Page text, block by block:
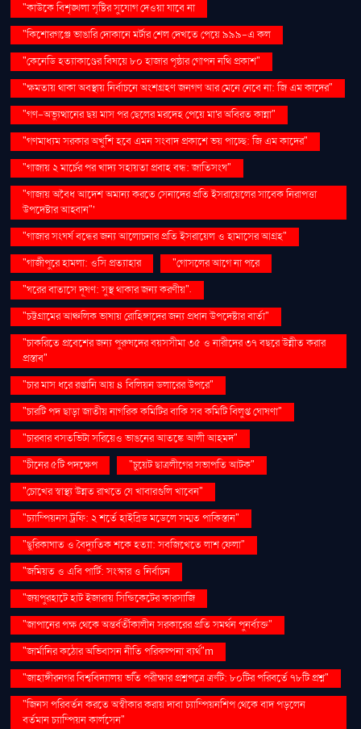
"কাউকে বিশৃঙ্খলা সৃষ্টির সুযোগ দেওয়া যাবে না
"কিশোরগঞ্জে ভাঙারি দোকানে মর্টার শেল দেখতে পেয়ে ৯৯৯-এ কল
"কেনেডি হত্যাকাণ্ডের বিষয়ে ৮০ হাজার পৃষ্ঠার গোপন নথি প্রকাশ"
"ক্ষমতায় থাকা অবস্থায় নির্বাচনে অংশগ্রহণ জনগণ আর মেনে নেবে না: জি এম কাদের"
"গণ–অভ্যুত্থানের ছয় মাস পর ছেলের মরদেহ পেয়ে মা'র অবিরত কান্না"
"গণমাধ্যম সরকার অখুশি হবে এমন সংবাদ প্রকাশে ভয় পাচ্ছে: জি এম কাদের"
"গাজায় ২ মার্চের পর খাদ্য সহায়তা প্রবাহ বন্ধ: জাতিসংঘ"
"গাজায় অবৈধ আদেশ অমান্য করতে সেনাদের প্রতি ইসরায়েলের সাবেক নিরাপত্তা
উপদেষ্টার আহ্বান"'
"গাজার সংঘর্ষ বন্ধের জন্য আলোচনার প্রতি ইসরায়েল ও হামাসের আগ্রহ"
"গাজীপুরে হামলা: ওসি প্রত্যাহার
"গোসলের আগে না পরে
"ঘরের বাতাসে দূষণ: সুস্থ থাকার জন্য করণীয়".
"চট্টগ্রামের আঞ্চলিক ভাষায় রোহিঙ্গাদের জন্য প্রধান উপদেষ্টার বার্তা"
"চাকরিতে প্রবেশের জন্য পুরুষদের বয়সসীমা ৩৫ ও নারীদের ৩৭ বছরে উন্নীত করার
প্রস্তাব"
"চার মাস ধরে রপ্তানি আয় ৪ বিলিয়ন ডলারের উপরে"
"চারটি পদ ছাড়া জাতীয় নাগরিক কমিটির বাকি সব কমিটি বিলুপ্ত ঘোষণা"
"চারবার বসতভিটা সরিয়েও ভাঙনের আতঙ্কে আলী আহমদ"
"চীনের ৫টি পদক্ষেপ
"চুয়েট ছাত্রলীগের সভাপতি আটক"
"চোখের স্বাস্থ্য উন্নত রাখতে যে খাবারগুলি খাবেন"
"চ্যাম্পিয়নস ট্রফি: ২ শর্তে হাইব্রিড মডেলে সম্মত পাকিস্তান"
"ছুরিকাঘাত ও বৈদ্যুতিক শকে হত্যা: সবজিখেতে লাশ ফেলা"
"জমিয়ত ও এবি পার্টি: সংস্কার ও নির্বাচন
"জয়পুরহাটে হাট ইজারায় সিন্ডিকেটের কারসাজি
"জাপানের পক্ষ থেকে অন্তর্বর্তীকালীন সরকারের প্রতি সমর্থন পুনর্ব্যক্ত"
"জার্মানির কঠোর অভিবাসন নীতি পরিকল্পনা ব্যর্থ"m
"জাহাঙ্গীরনগর বিশ্ববিদ্যালয় ভর্তি পরীক্ষার প্রশ্নপত্রে ত্রুটি: ৮০টির পরিবর্তে ৭৮টি প্রশ্ন"
"জিনস পরিবর্তন করতে অস্বীকার করায় দাবা চ্যাম্পিয়নশিপ থেকে বাদ পড়লেন
বর্তমান চ্যাম্পিয়ন কার্লসেন"